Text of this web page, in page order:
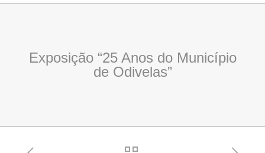
Exposição “25 Anos do Município
de Odivelas”